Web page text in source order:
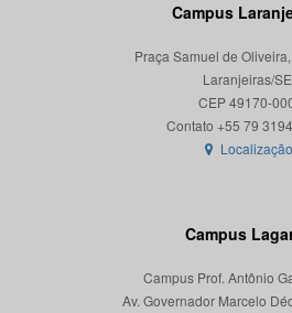
Campus
Praça Samuel de
Laranjeiras/SE
CEP 49170-
Localização
Campus
Campus Prof. Antônio
Av. Governador Marcelo